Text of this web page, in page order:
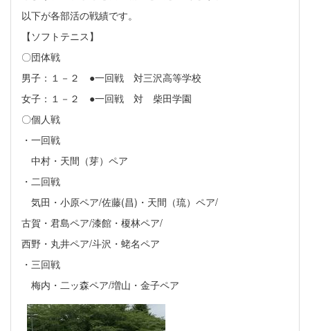
以下が各部活の戦績です。
【ソフトテニス】
〇団体戦
男子：１－２ ●一回戦 対三沢高等学校
女子：１－２ ●一回戦 対 柴田学園
〇個人戦
・一回戦
中村・天間（芽）ペア
・二回戦
気田・小原ペア/佐藤(昌)・天間（琉）ペア/
古賀・君島ペア/漆館・榎林ペア/
西野・丸井ペア/斗沢・蛯名ペア
・三回戦
梅内・二ッ森ペア/増山・金子ペア